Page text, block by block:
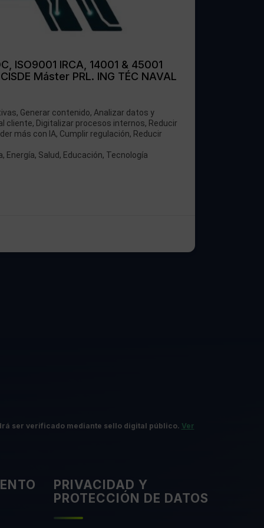
ISO9001 IRCA, 14001 & 45001
Máster PRL. ING TÉC NAVAL
Generar contenido, Analizar datos y
cliente, Digitalizar procesos internos, Reducir
más con IA, Cumplir regulación, Reducir
Salud, Educación, Tecnología
ser verificado mediante sello digital público. Ver
PRIVACIDAD Y
PROTECCIÓN DE DATOS